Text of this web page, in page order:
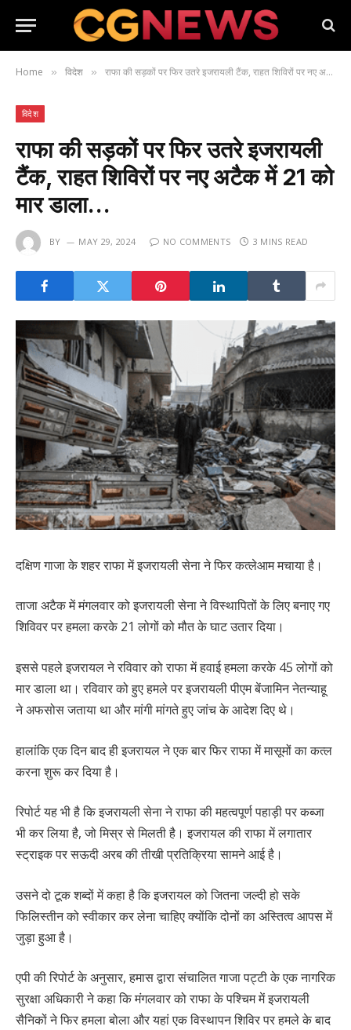
Home » विदेश » राफा की सड़कों पर फिर उतरे इजरायली टैंक, राहत शिविरों पर नए अटैक में 21 को मार डाला…
विदेश
राफा की सड़कों पर फिर उतरे इजरायली
टैंक, राहत शिविरों पर नए अटैक में 21 को
मार डाला…
BY MAY 29, 2024 NO COMMENTS 3 MINS READ
दक्षिण गाजा के शहर राफा में इजरायली सेना ने फिर कत्लेआम मचाया है।
ताजा अटैक में मंगलवार को इजरायली सेना ने विस्थापितों के लिए बनाए गए
शिविवर पर हमला करके 21 लोगों को मौत के घाट उतार दिया।
इससे पहले इजरायल ने रविवार को राफा में हवाई हमला करके 45 लोगों को
मार डाला था। रविवार को हुए हमले पर इजरायली पीएम बेंजामिन नेतन्याहू
ने अफसोस जताया था और मांगी मांगते हुए जांच के आदेश दिए थे।
हालांकि एक दिन बाद ही इजरायल ने एक बार फिर राफा में मासूमों का कत्ल
करना शुरू कर दिया है।
रिपोर्ट यह भी है कि इजरायली सेना ने राफा की महत्वपूर्ण पहाड़ी पर कब्जा
भी कर लिया है, जो मिस्र से मिलती है। इजरायल की राफा में लगातार
स्ट्राइक पर सऊदी अरब की तीखी प्रतिक्रिया सामने आई है।
उसने दो टूक शब्दों में कहा है कि इजरायल को जितना जल्दी हो सके
फिलिस्तीन को स्वीकार कर लेना चाहिए क्योंकि दोनों का अस्तित्व आपस में
जुड़ा हुआ है।
एपी की रिपोर्ट के अनुसार, हमास द्वारा संचालित गाजा पट्टी के एक नागरिक
सुरक्षा अधिकारी ने कहा कि मंगलवार को राफा के पश्चिम में इजरायली
सैनिकों ने फिर हमला बोला और यहां एक विस्थापन शिविर पर हमले के बाद